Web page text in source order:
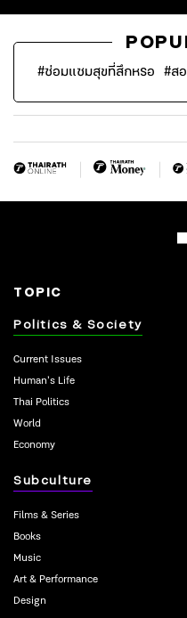
#ซ่อมแซมสุขที่สึกหรอ #ส
TOPIC
Politics & Society
Current Issues
Human’s Life
Thai Politics
World
Economy
Subculture
Films & Series
Books
Music
Art & Performance
Design